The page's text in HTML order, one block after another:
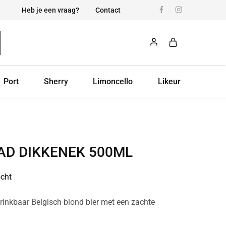
Heb je een vraag? Contact
Port Sherry Limoncello Likeur
DIKKENEK 500ML
Belgisch blond bier met een zachte